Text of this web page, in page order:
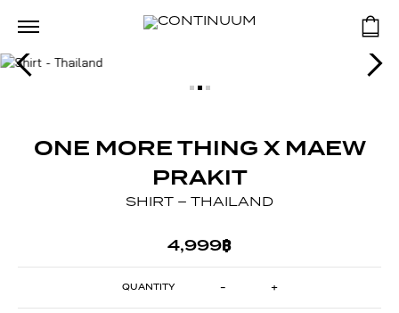
ONE MORE THING X MAEW
PRAKIT
SHIRT – THAILAND
4,999฿
SHIRT
THAILAND
- +